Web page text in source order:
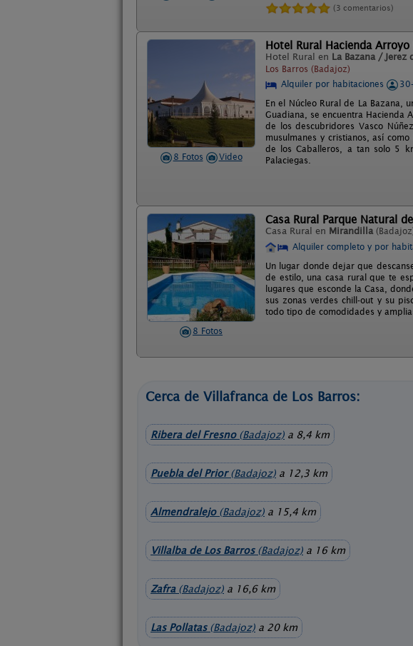
(3 comentarios)
8 Fotos Video
Hotel Rural Hacienda Arroyo
Hotel Rural en La Bazana / Jerez
Los Barros (Badajoz)
Alquiler por habitaciones
En el Núcleo Rural de La Bazana,
Guadiana, se encuentra Hacienda
de los descubridores Vasco
musulmanes y cristianos, así
de los Caballeros, a tan solo 5
Palaciegas.
8 Fotos
Casa Rural Parque Natural
Casa Rural en Mirandilla
Alquiler completo y por
Un lugar donde dejar que
de estilo, una casa rural que te
lugares que esconde la Casa,
sus zonas verdes chill-out y su
todo tipo de comodidades y
Cerca de Villafranca de Los Barros:
Ribera del Fresno(Badajoz) a 8,4 km
Puebla del Prior(Badajoz) a 12,3 km
Almendralejo(Badajoz) a 15,4 km
Villalba de Los Barros(Badajoz) a 16 km
Zafra(Badajoz) a 16,6 km
Las Pollatas(Badajoz) a 20 km